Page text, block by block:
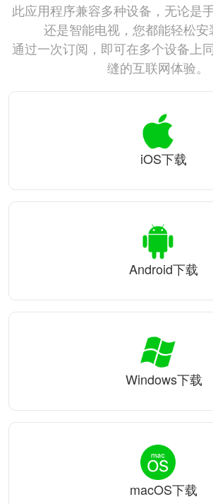
此应用程序兼容多种设备，无论是
还是智能电视，您都能轻松安
通过一次订阅，即可在多个设备上
缝的互联网体验。
iOS下载
Android下载
Windows下载
macOS下载